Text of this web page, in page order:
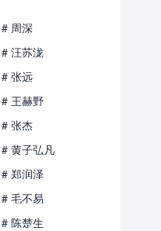
# 周深
# 汪苏泷
# 张远
# 王赫野
# 张杰
# 黄子弘凡
# 郑润泽
# 毛不易
# 陈楚生